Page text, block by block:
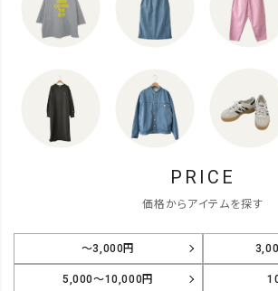
PRICE
価格からアイテムを探す
～3,000円
5,000～10,000円